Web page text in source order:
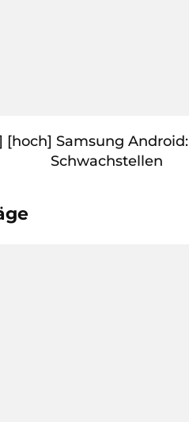
[hoch] Samsung
Schwachstellen